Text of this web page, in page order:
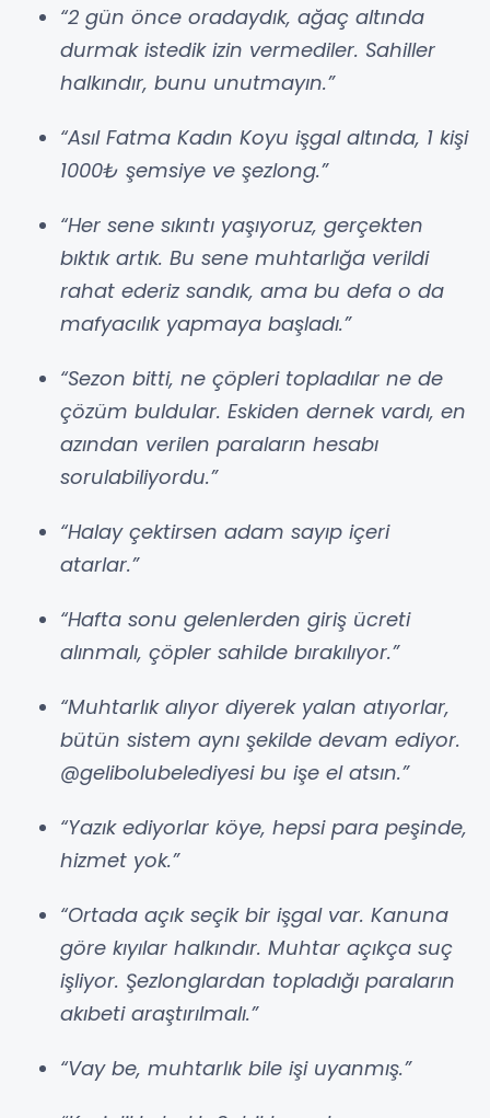
“2 gün önce oradaydık, ağaç altında
durmak istedik izin vermediler. Sahiller
halkındır, bunu unutmayın.”
“Asıl Fatma Kadın Koyu işgal altında, 1 kişi
1000₺ şemsiye ve şezlong.”
“Her sene sıkıntı yaşıyoruz, gerçekten
bıktık artık. Bu sene muhtarlığa verildi
rahat ederiz sandık, ama bu defa o da
mafyacılık yapmaya başladı.”
“Sezon bitti, ne çöpleri topladılar ne de
çözüm buldular. Eskiden dernek vardı, en
azından verilen paraların hesabı
sorulabiliyordu.”
“Halay çektirsen adam sayıp içeri
atarlar.”
“Hafta sonu gelenlerden giriş ücreti
alınmalı, çöpler sahilde bırakılıyor.”
“Muhtarlık alıyor diyerek yalan atıyorlar,
bütün sistem aynı şekilde devam ediyor.
@gelibolubelediyesi bu işe el atsın.”
“Yazık ediyorlar köye, hepsi para peşinde,
hizmet yok.”
“Ortada açık seçik bir işgal var. Kanuna
göre kıyılar halkındır. Muhtar açıkça suç
işliyor. Şezlonglardan topladığı paraların
akıbeti araştırılmalı.”
“Vay be, muhtarlık bile işi uyanmış.”